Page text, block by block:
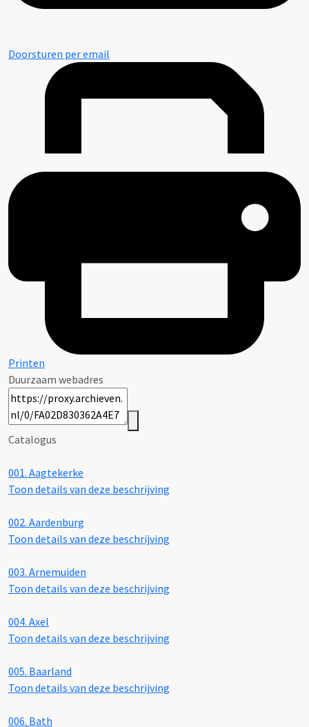
Doorsturen per email
Printen
Duurzaam webadres
Catalogus
001. Aagtekerke
Toon details van deze beschrijving
002. Aardenburg
Toon details van deze beschrijving
003. Arnemuiden
Toon details van deze beschrijving
004. Axel
Toon details van deze beschrijving
005. Baarland
Toon details van deze beschrijving
006. Bath